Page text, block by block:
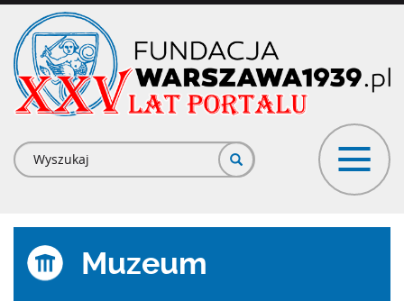
Przejdź
treści
Formularz
wyszukiwania
Muzeum